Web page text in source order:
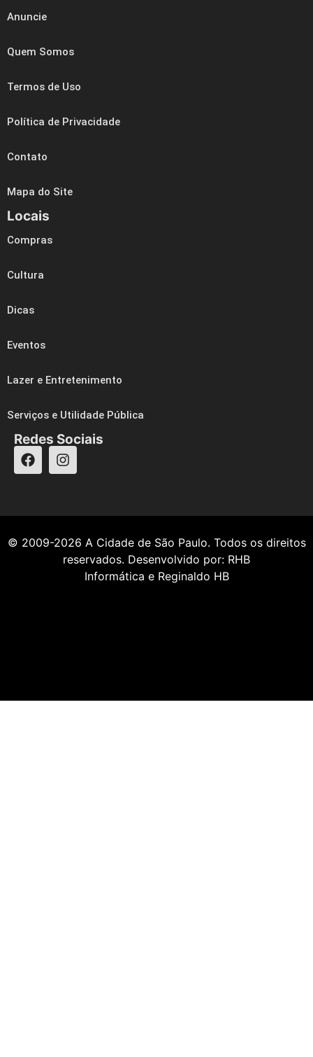
Anuncie
Quem Somos
Termos de Uso
Política de Privacidade
Contato
Mapa do Site
Locais
Compras
Cultura
Dicas
Eventos
Lazer e Entretenimento
Serviços e Utilidade Pública
Redes Sociais
© 2009-2026 A Cidade de São Paulo. Todos os direitos
reservados. Desenvolvido por: RHB
Informática e Reginaldo HB